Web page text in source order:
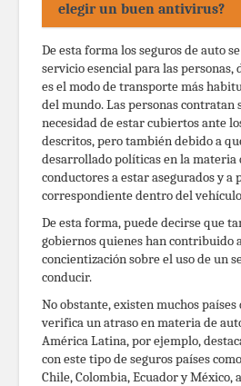
elegir un buen antivirus?
De esta forma los seguros de auto
servicio esencial para las personas,
es el modo de transporte más
del mundo. Las personas contratan
necesidad de estar cubiertos ante
descritos, pero también debido a
desarrollado políticas en la materia
conductores a estar asegurados y a
correspondiente dentro del
De esta forma, puede decirse que
gobiernos quienes han contribuido
concientización sobre el uso de un
conducir.
No obstante, existen muchos
verifica un atraso en materia de
América Latina, por ejemplo,
con este tipo de seguros países
Chile, Colombia, Ecuador y México,